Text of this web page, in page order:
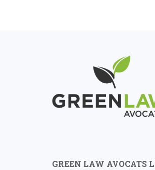
GREEN LAW AVOCATS